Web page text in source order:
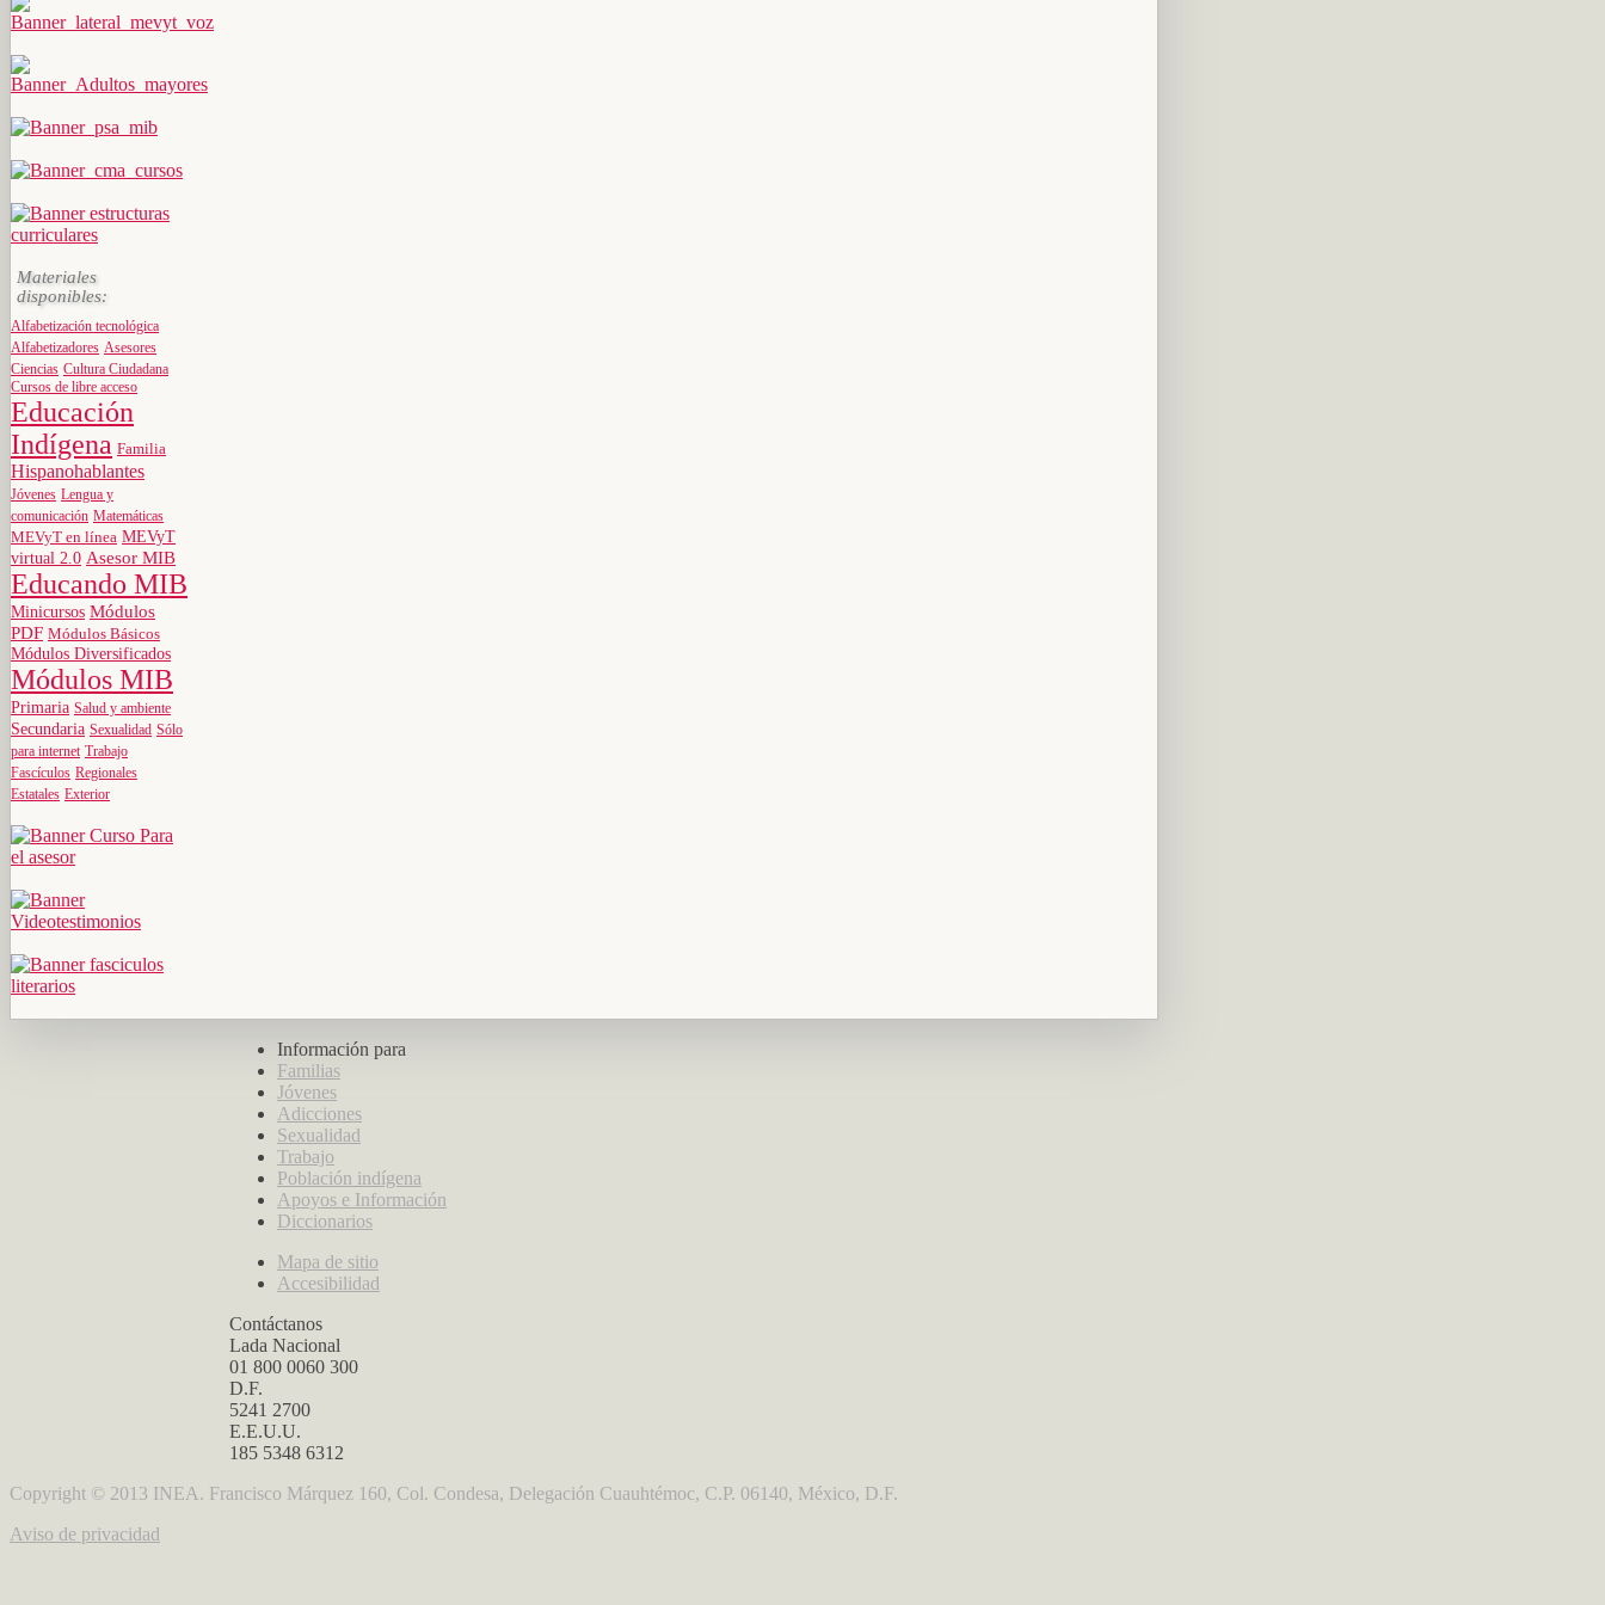
Materiales
disponibles:
Alfabetización tecnológica
Alfabetizadores Asesores
Ciencias Cultura Ciudadana
Cursos de libre acceso
Educación
Indígena Familia
Hispanohablantes
Jóvenes Lengua y
comunicación Matemáticas
MEVyT en línea MEVyT
virtual 2.0 Asesor MIB
Educando MIB
Minicursos Módulos
PDF Módulos Básicos
Módulos Diversificados
Módulos MIB
Primaria Salud y ambiente
Secundaria Sexualidad Sólo
para internet Trabajo
Fascículos Regionales
Estatales Exterior
Información para
Familias
Jóvenes
Adicciones
Sexualidad
Trabajo
Población indígena
Apoyos e Información
Diccionarios
Mapa de sitio
Accesibilidad
Contáctanos
Lada Nacional
01 800 0060 300
D.F.
5241 2700
E.E.U.U.
185 5348 6312
Copyright © 2013 INEA. Francisco Márquez 160, Col. Condesa, Delegación Cuauhtémoc, C.P. 06140, México, D.F.
Aviso de privacidad